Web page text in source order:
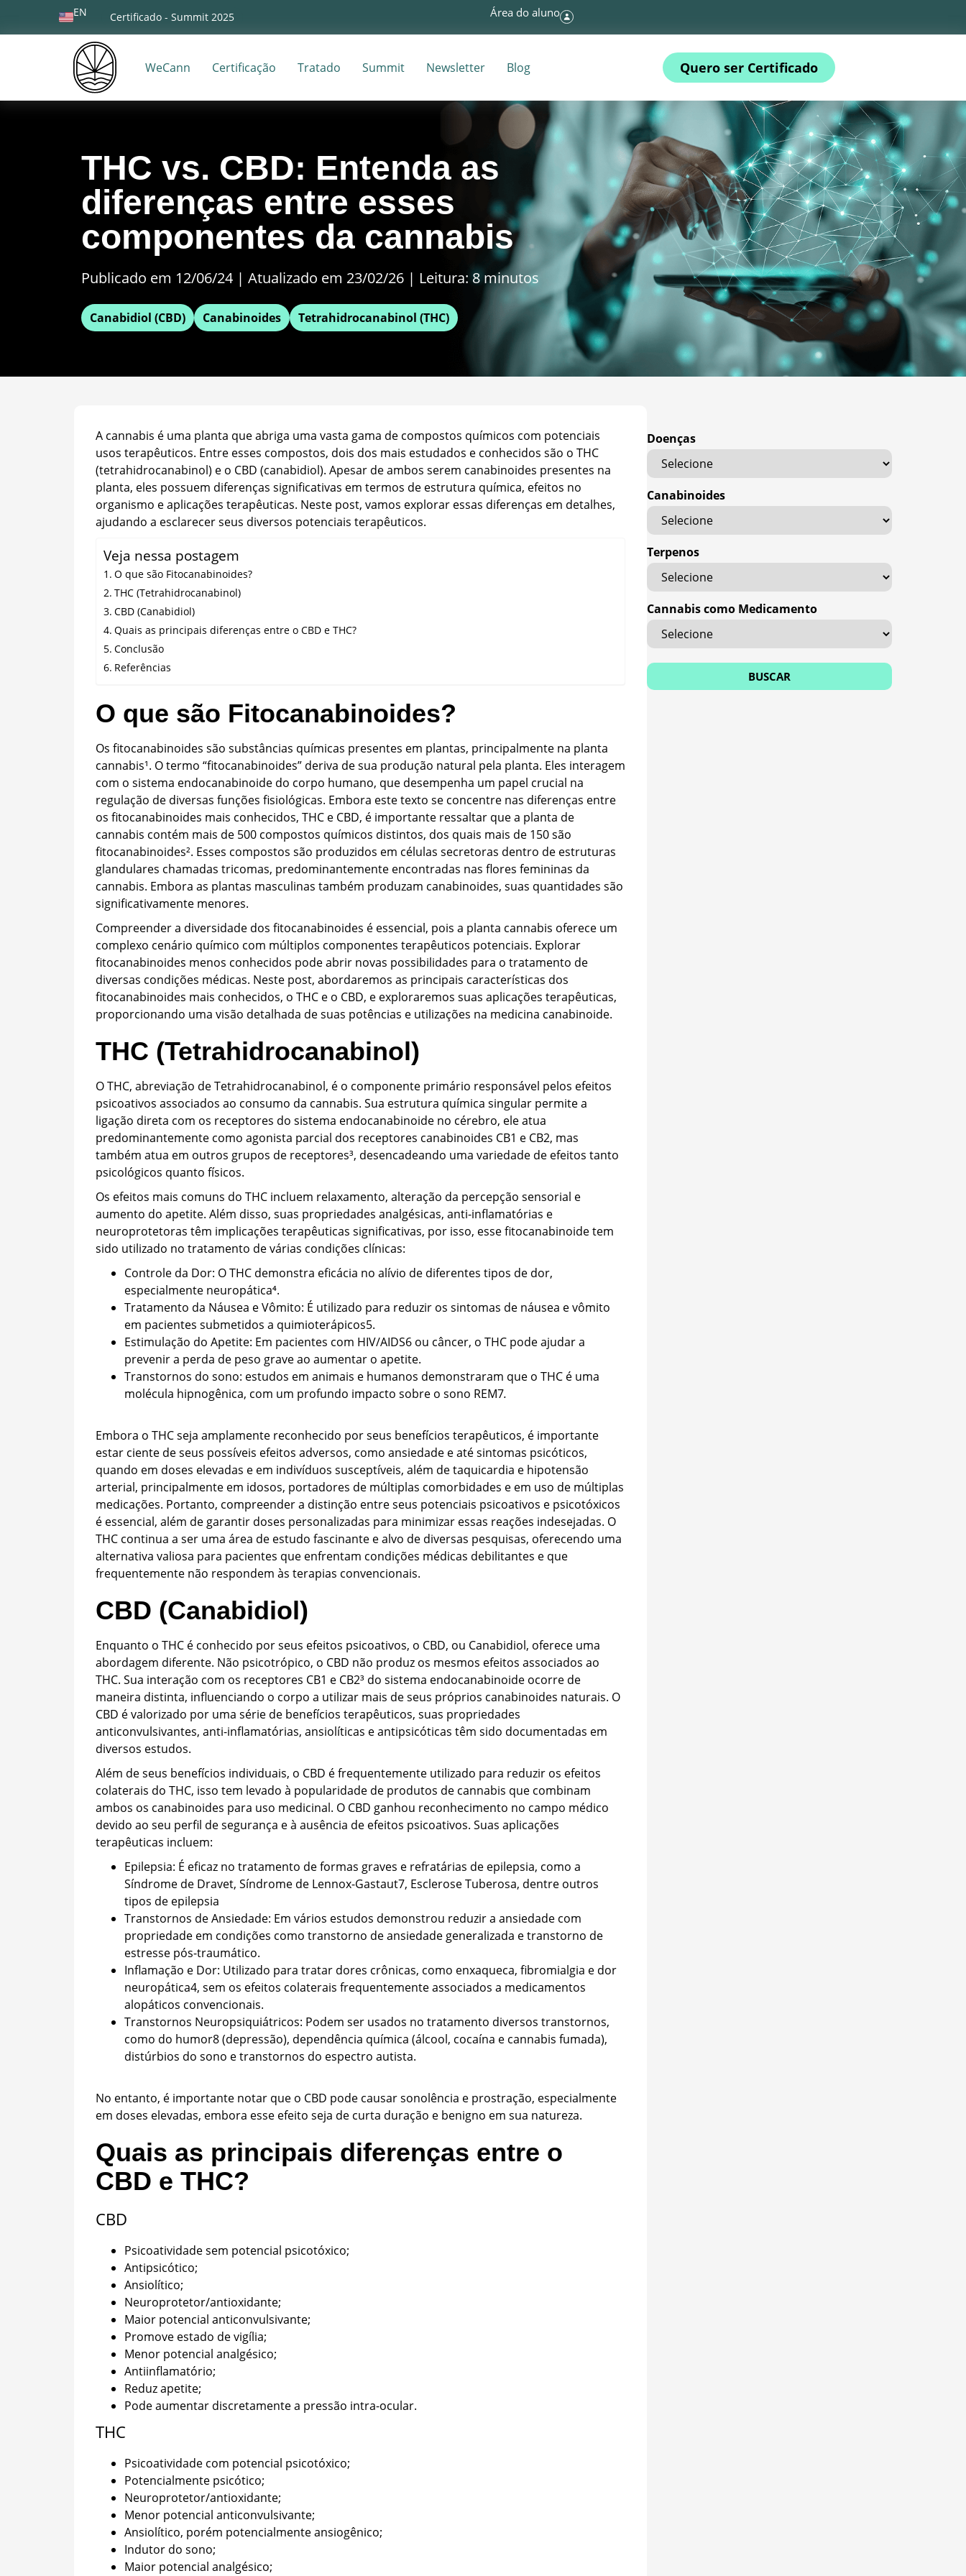
EN Certificado - Summit 2025 Área do aluno
WeCann Certificação Tratado Summit Newsletter Blog Quero ser Certificado
THC vs. CBD: Entenda as
diferenças entre esses
componentes da cannabis
Publicado em 12/06/24 | Atualizado em 23/02/26 | Leitura: 8 minutos
Canabidiol (CBD) Canabinoides Tetrahidrocanabinol (THC)
A cannabis é uma planta que abriga uma vasta gama de compostos químicos com potenciais
usos terapêuticos. Entre esses compostos, dois dos mais estudados e conhecidos são o THC
(tetrahidrocanabinol) e o CBD (canabidiol). Apesar de ambos serem canabinoides presentes na
planta, eles possuem diferenças significativas em termos de estrutura química, efeitos no
organismo e aplicações terapêuticas. Neste post, vamos explorar essas diferenças em detalhes,
ajudando a esclarecer seus diversos potenciais terapêuticos.
Veja nessa postagem
O que são Fitocanabinoides?
THC (Tetrahidrocanabinol)
CBD (Canabidiol)
Quais as principais diferenças entre o CBD e THC?
Conclusão
Referências
O que são Fitocanabinoides?
Os fitocanabinoides são substâncias químicas presentes em plantas, principalmente na planta
cannabis¹. O termo “fitocanabinoides” deriva de sua produção natural pela planta. Eles interagem
com o sistema endocanabinoide do corpo humano, que desempenha um papel crucial na
regulação de diversas funções fisiológicas. Embora este texto se concentre nas diferenças entre
os fitocanabinoides mais conhecidos, THC e CBD, é importante ressaltar que a planta de
cannabis contém mais de 500 compostos químicos distintos, dos quais mais de 150 são
fitocanabinoides². Esses compostos são produzidos em células secretoras dentro de estruturas
glandulares chamadas tricomas, predominantemente encontradas nas flores femininas da
cannabis. Embora as plantas masculinas também produzam canabinoides, suas quantidades são
significativamente menores.
Compreender a diversidade dos fitocanabinoides é essencial, pois a planta cannabis oferece um
complexo cenário químico com múltiplos componentes terapêuticos potenciais. Explorar
fitocanabinoides menos conhecidos pode abrir novas possibilidades para o tratamento de
diversas condições médicas. Neste post, abordaremos as principais características dos
fitocanabinoides mais conhecidos, o THC e o CBD, e exploraremos suas aplicações terapêuticas,
proporcionando uma visão detalhada de suas potências e utilizações na medicina canabinoide.
THC (Tetrahidrocanabinol)
O THC, abreviação de Tetrahidrocanabinol, é o componente primário responsável pelos efeitos
psicoativos associados ao consumo da cannabis. Sua estrutura química singular permite a
ligação direta com os receptores do sistema endocanabinoide no cérebro, ele atua
predominantemente como agonista parcial dos receptores canabinoides CB1 e CB2, mas
também atua em outros grupos de receptores³, desencadeando uma variedade de efeitos tanto
psicológicos quanto físicos.
Os efeitos mais comuns do THC incluem relaxamento, alteração da percepção sensorial e
aumento do apetite. Além disso, suas propriedades analgésicas, anti-inflamatórias e
neuroprotetoras têm implicações terapêuticas significativas, por isso, esse fitocanabinoide tem
sido utilizado no tratamento de várias condições clínicas:
Controle da Dor: O THC demonstra eficácia no alívio de diferentes tipos de dor,
especialmente neuropática⁴.
Tratamento da Náusea e Vômito: É utilizado para reduzir os sintomas de náusea e vômito
em pacientes submetidos a quimioterápicos5.
Estimulação do Apetite: Em pacientes com HIV/AIDS6ou câncer, o THC pode ajudar a
prevenir a perda de peso grave ao aumentar o apetite.
Transtornos do sono: estudos em animais e humanos demonstraram que o THC é uma
molécula hipnogênica, com um profundo impacto sobre o sono REM7.
Embora o THC seja amplamente reconhecido por seus benefícios terapêuticos, é importante
estar ciente de seus possíveis efeitos adversos, como ansiedade e até sintomas psicóticos,
quando em doses elevadas e em indivíduos susceptíveis, além de taquicardia e hipotensão
arterial, principalmente em idosos, portadores de múltiplas comorbidades e em uso de múltiplas
medicações. Portanto, compreender a distinção entre seus potenciais psicoativos e psicotóxicos
é essencial, além de garantir doses personalizadas para minimizar essas reações indesejadas. O
THC continua a ser uma área de estudo fascinante e alvo de diversas pesquisas, oferecendo uma
alternativa valiosa para pacientes que enfrentam condições médicas debilitantes e que
frequentemente não respondem às terapias convencionais.
CBD (Canabidiol)
Enquanto o THC é conhecido por seus efeitos psicoativos, o CBD, ou Canabidiol, oferece uma
abordagem diferente. Não psicotrópico, o CBD não produz os mesmos efeitos associados ao
THC. Sua interação com os receptores CB1 e CB2³ do sistema endocanabinoide ocorre de
maneira distinta, influenciando o corpo a utilizar mais de seus próprios canabinoides naturais. O
CBD é valorizado por uma série de benefícios terapêuticos, suas propriedades
anticonvulsivantes, anti-inflamatórias, ansiolíticas e antipsicóticas têm sido documentadas em
diversos estudos.
Além de seus benefícios individuais, o CBD é frequentemente utilizado para reduzir os efeitos
colaterais do THC, isso tem levado à popularidade de produtos de cannabis que combinam
ambos os canabinoides para uso medicinal. O CBD ganhou reconhecimento no campo médico
devido ao seu perfil de segurança e à ausência de efeitos psicoativos. Suas aplicações
terapêuticas incluem:
Epilepsia: É eficaz no tratamento de formas graves e refratárias de epilepsia, como a
Síndrome de Dravet, Síndrome de Lennox-Gastaut7, Esclerose Tuberosa, dentre outros
tipos de epilepsia
Transtornos de Ansiedade: Em vários estudos demonstrou reduzir a ansiedade com
propriedade em condições como transtorno de ansiedade generalizada e transtorno de
estresse pós-traumático.
Inflamação e Dor: Utilizado para tratar dores crônicas, como enxaqueca, fibromialgia e dor
neuropática4, sem os efeitos colaterais frequentemente associados a medicamentos
alopáticos convencionais.
Transtornos Neuropsiquiátricos: Podem ser usados no tratamento diversos transtornos,
como do humor8(depressão), dependência química (álcool, cocaína e cannabis fumada),
distúrbios do sono e transtornos do espectro autista.
No entanto, é importante notar que o CBD pode causar sonolência e prostração, especialmente
em doses elevadas, embora esse efeito seja de curta duração e benigno em sua natureza.
Quais as principais diferenças entre o
CBD e THC?
CBD
Psicoatividade sem potencial psicotóxico;
Antipsicótico;
Ansiolítico;
Neuroprotetor/antioxidante;
Maior potencial anticonvulsivante;
Promove estado de vigília;
Menor potencial analgésico;
Antiinflamatório;
Reduz apetite;
Pode aumentar discretamente a pressão intra-ocular.
THC
Psicoatividade com potencial psicotóxico;
Potencialmente psicótico;
Neuroprotetor/antioxidante;
Menor potencial anticonvulsivante;
Ansiolítico, porém potencialmente ansiogênico;
Indutor do sono;
Maior potencial analgésico;
Doenças
Canabinoides
Terpenos
Cannabis como Medicamento